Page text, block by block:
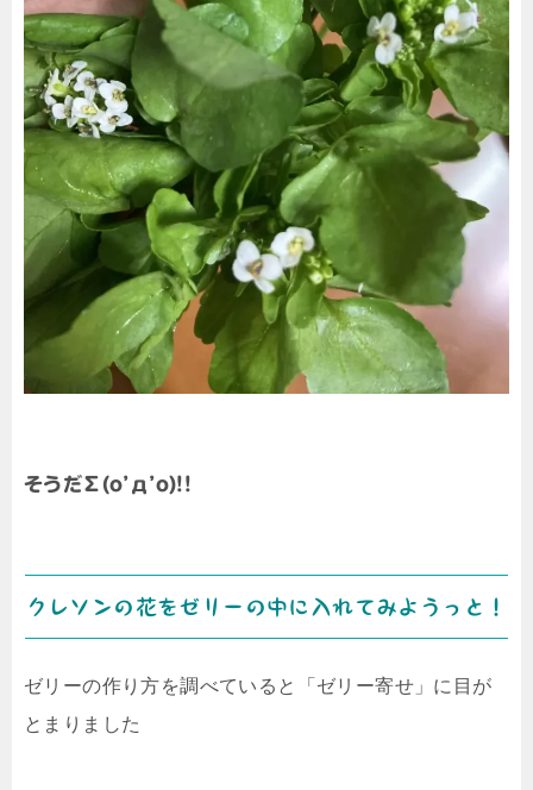
そうだ∑(o’д’o)!!
クレソンの花をゼリーの中に入れてみようっと！
ゼリーの作り方を調べていると「ゼリー寄せ」に目が
とまりました